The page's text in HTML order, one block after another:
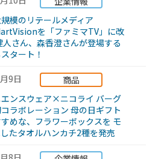
模のリテールメディア
を「ファミマTV」に改
人さん、森香澄さんが登場する
タート！
9日
商品
ンスウェア×ニコライ バーグ
ラボレーション 母の日ギフト
めな、フラワーボックスを モ
たタオルハンカチ2種を発売